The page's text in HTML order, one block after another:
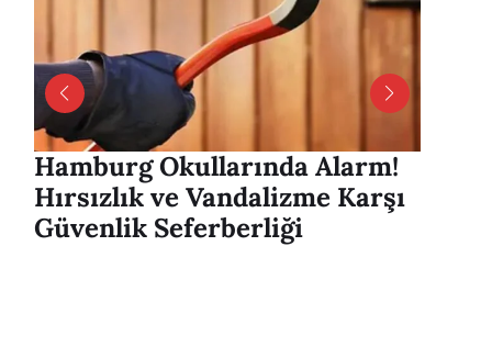
Hamburg Okullarında Alarm!
Hırsızlık ve Vandalizme Karşı
Güvenlik Seferberliği